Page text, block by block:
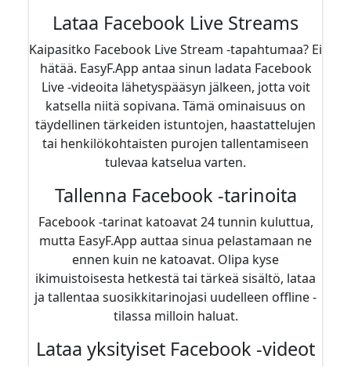
Lataa Facebook Live Streams
Kaipasitko Facebook Live Stream -tapahtumaa? Ei
hätää. EasyF.App antaa sinun ladata Facebook
Live -videoita lähetyspääsyn jälkeen, jotta voit
katsella niitä sopivana. Tämä ominaisuus on
täydellinen tärkeiden istuntojen, haastattelujen
tai henkilökohtaisten purojen tallentamiseen
tulevaa katselua varten.
Tallenna Facebook -tarinoita
Facebook -tarinat katoavat 24 tunnin kuluttua,
mutta EasyF.App auttaa sinua pelastamaan ne
ennen kuin ne katoavat. Olipa kyse
ikimuistoisesta hetkestä tai tärkeä sisältö, lataa
ja tallentaa suosikkitarinojasi uudelleen offline -
tilassa milloin haluat.
Lataa yksityiset Facebook -videot